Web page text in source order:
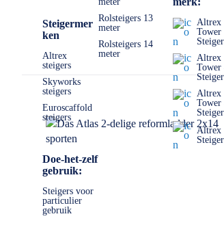
Steigermer
ken
Altrex
steigers
Skyworks
steigers
Euroscaffold
steigers
Doe-het-zelf
gebruik:
Steigers voor
particulier
gebruik
Rolsteigers 13
meter
Rolsteigers 14
meter
Altrex
Tower
Altrex
Tower
Altrex
Tower
Altrex
Steiger
Mocht u er echt niet uitkomen, dan staan